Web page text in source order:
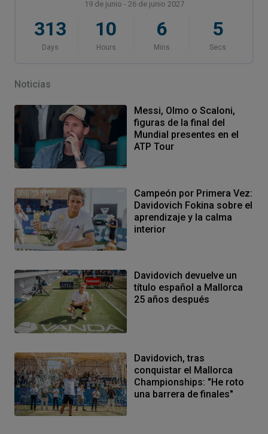
19 de junio - 26 de junio 2027
313
Days
10
Hours
6
Mins
4
Secs
Noticias
Messi, Olmo o Scaloni,
figuras de la final del
Mundial presentes en el
ATP Tour
Campeón por Primera Vez:
Davidovich Fokina sobre el
aprendizaje y la calma
interior
Davidovich devuelve un
título español a Mallorca
25 años después
Davidovich, tras
conquistar el Mallorca
Championships: "He roto
una barrera de finales"